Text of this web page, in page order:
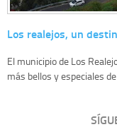
Los realejos, un
El municipio de Los
más bellos y especiales